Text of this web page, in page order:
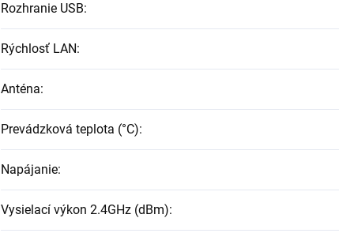
Rozhranie USB:
Rýchlosť LAN:
Anténa:
Prevádzková teplota (°C):
Napájanie:
Vysielací výkon 2.4GHz (dBm):